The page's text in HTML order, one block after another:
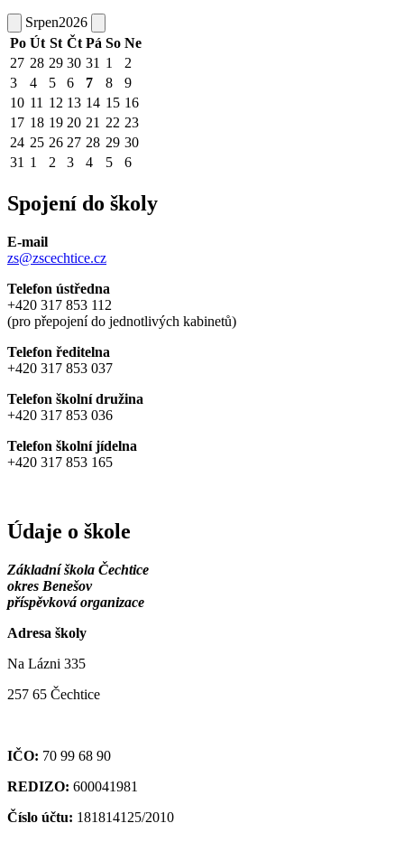
Srpen2026
Po Út St Čt Pá So Ne
27 28 29 30 31 1
2
3
4 5 6 7 8
9
10 11 12 13 14 15 16
17 18 19 20 21 22 23
24 25 26 27 28 29 30
31 1 2 3 4 5 6
Spojení do školy
E-mail
zs@zscechtice.cz
Telefon ústředna
+420 317 853 112
(pro přepojení do jednotlivých kabinetů)
Telefon ředitelna
+420 317 853 037
Telefon školní družina
+420 317 853 036
Telefon školní jídelna
+420 317 853 165
Údaje o škole
Základní škola Čechtice
okres Benešov
příspěvková organizace
Adresa školy
Na Lázni 335
257 65 Čechtice
IČO: 70 99 68 90
REDIZO: 600041981
Číslo účtu: 181814125/2010